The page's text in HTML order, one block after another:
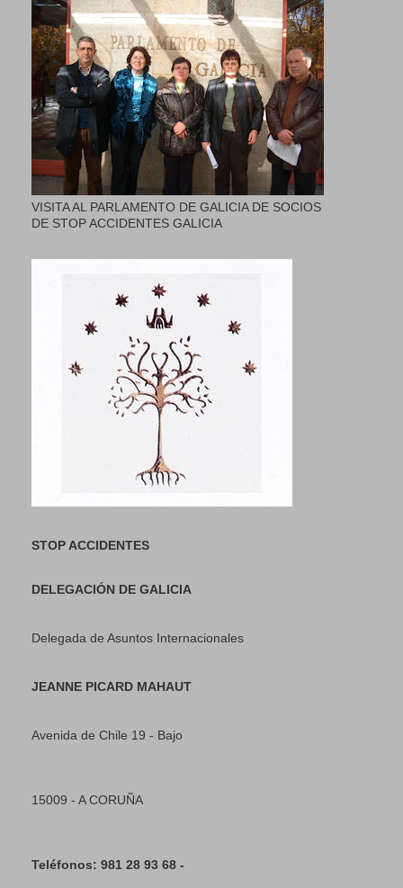
VISITA AL PARLAMENTO DE GALICIA DE SOCIOS
DE STOP ACCIDENTES GALICIA
STOP ACCIDENTES
DELEGACIÓN DE GALICIA
Delegada de Asuntos Internacionales
JEANNE PICARD MAHAUT
Avenida de Chile 19 - Bajo
15009 - A CORUÑA
Teléfonos: 981 28 93 68 -